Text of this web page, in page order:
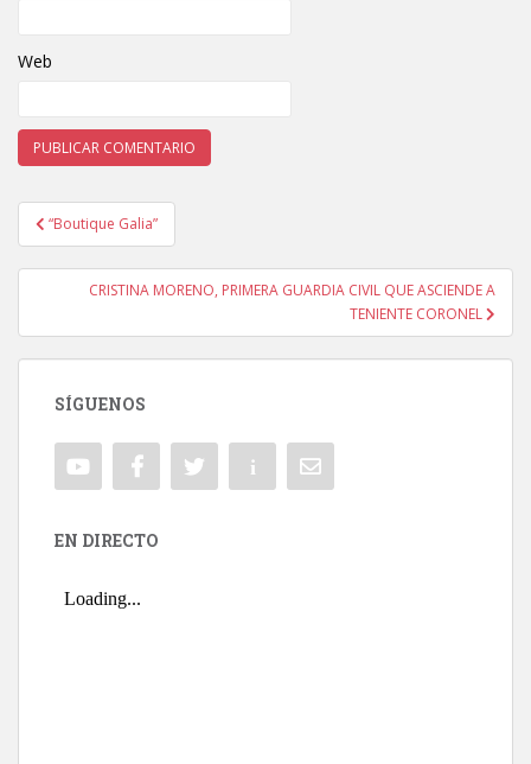
Web
Navegación de entradas
“Boutique Galia”
CRISTINA MORENO, PRIMERA GUARDIA CIVIL QUE ASCIENDE A
TENIENTE CORONEL
SÍGUENOS
EN DIRECTO